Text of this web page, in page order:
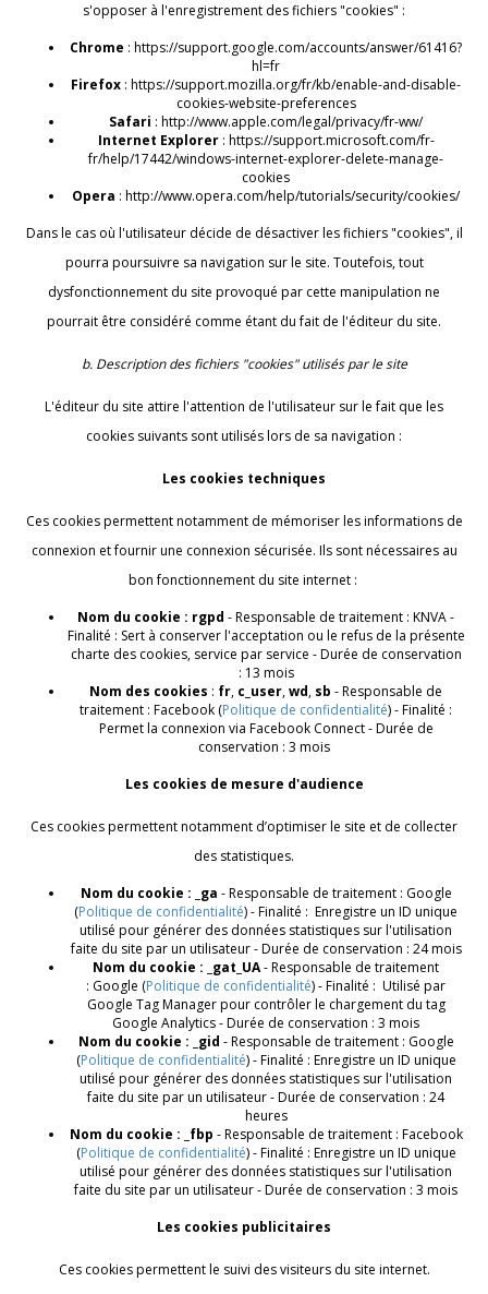
s'opposer à l'enregistrement des fichiers "cookies" :
Chrome : https://support.google.com/accounts/answer/61416?
hl=fr
Firefox : https://support.mozilla.org/fr/kb/enable-and-disable-
cookies-website-preferences
Safari : http://www.apple.com/legal/privacy/fr-ww/
Internet Explorer: https://support.microsoft.com/fr-
fr/help/17442/windows-internet-explorer-delete-manage-
cookies
Opera : http://www.opera.com/help/tutorials/security/cookies/
Dans le cas où l'utilisateur décide de désactiver les fichiers "cookies", il
pourra poursuivre sa navigation sur le site. Toutefois, tout
dysfonctionnement du site provoqué par cette manipulation ne
pourrait être considéré comme étant du fait de l'éditeur du site.
b. Description des fichiers "cookies" utilisés par le site
L'éditeur du site attire l'attention de l'utilisateur sur le fait que les
cookies suivants sont utilisés lors de sa navigation :
Les cookies techniques
Ces cookies permettent notamment de mémoriser les informations de
connexion et fournir une connexion sécurisée. Ils sont nécessaires au
bon fonctionnement du site internet :
Nom du cookie : rgpd - Responsable de traitement : KNVA -
Finalité : Sert à conserver l'acceptation ou le refus de la présente
charte des cookies, service par service - Durée de conservation
: 13 mois
Nom des cookies : fr, c_user,wd, sb - Responsable de
traitement : Facebook (Politique de confidentialité) - Finalité :
Permet la connexion via Facebook Connect - Durée de
conservation : 3 mois
Les cookies de mesure d'audience
Ces cookies permettent notamment d’optimiser le site et de collecter
des statistiques.
Nom du cookie : _ga - Responsable de traitement : Google
(Politique de confidentialité) - Finalité : Enregistre un ID unique
utilisé pour générer des données statistiques sur l'utilisation
faite du site par un utilisateur - Durée de conservation : 24 mois
Nom du cookie : _gat_UA- Responsable de traitement
: Google (Politique de confidentialité) - Finalité : Utilisé par
Google Tag Manager pour contrôler le chargement du tag
Google Analytics - Durée de conservation : 3 mois
Nom du cookie : _gid - Responsable de traitement : Google
(Politique de confidentialité) - Finalité : Enregistre un ID unique
utilisé pour générer des données statistiques sur l'utilisation
faite du site par un utilisateur - Durée de conservation : 24
heures
Nom du cookie : _fbp - Responsable de traitement : Facebook
(Politique de confidentialité) - Finalité : Enregistre un ID unique
utilisé pour générer des données statistiques sur l'utilisation
faite du site par un utilisateur - Durée de conservation : 3 mois
Les cookies publicitaires
Ces cookies permettent le suivi des visiteurs du site internet.